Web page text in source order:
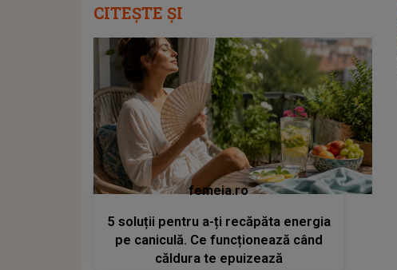
CITEȘTE ȘI
femeia.ro
5 soluții pentru a-ți recăpăta energia
pe caniculă. Ce funcționează când
căldura te epuizează